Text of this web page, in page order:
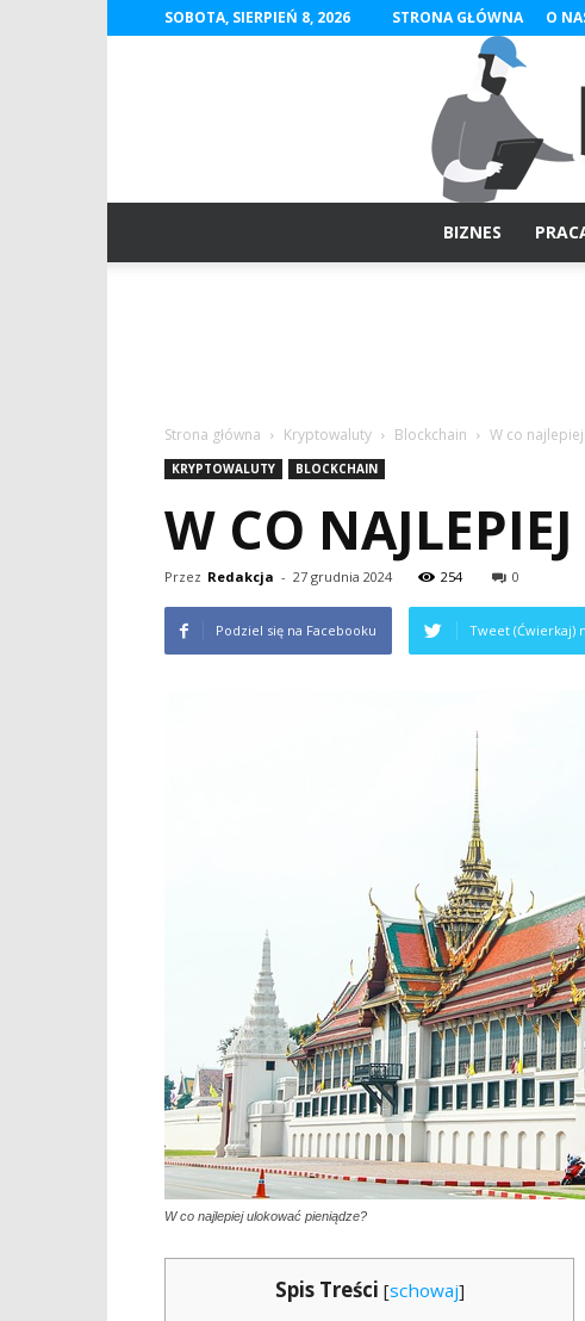
SOBOTA, SIERPIEŃ 8, 2026 STRONA GŁÓWNA O
BIZNES
Strona główna Kryptowaluty Blockchain W co
KRYPTOWALUTY BLOCKCHAIN
W CO
Przez Redakcja - 27 grudnia 2024 254 0
Podziel się na Facebooku Tweet (Ćwierkaj)
W co najlepiej ulokować pieniądze?
Spis Treści [schowaj]